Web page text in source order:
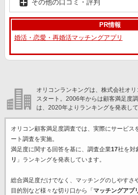
その他の口コミ・評判
PR情報
婚活・恋愛・再婚活マッチングアプリ
オリコンランキングは、株式会社オ
スタート。2006年からは顧客満足度
は、2020年よりランキングを発表して
オリコン顧客満足度調査では、実際にサービス
ート調査を実施。
満足度に関する回答を基に、調査企業17社を対
リ 」ランキングを発表しています。
総合満足度だけでなく、マッチングのしやすさ
目的別など様々な切り口から「 マッチングアプ